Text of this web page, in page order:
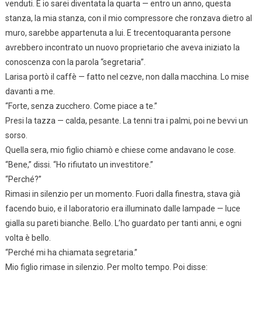
venduti. E io sarei diventata la quarta — entro un anno, questa
stanza, la mia stanza, con il mio compressore che ronzava dietro al
muro, sarebbe appartenuta a lui. E trecentoquaranta persone
avrebbero incontrato un nuovo proprietario che aveva iniziato la
conoscenza con la parola “segretaria”.
Larisa portò il caffè — fatto nel cezve, non dalla macchina. Lo mise
davanti a me.
“Forte, senza zucchero. Come piace a te.”
Presi la tazza — calda, pesante. La tenni tra i palmi, poi ne bevvi un
sorso.
Quella sera, mio figlio chiamò e chiese come andavano le cose.
“Bene,” dissi. “Ho rifiutato un investitore.”
“Perché?”
Rimasi in silenzio per un momento. Fuori dalla finestra, stava già
facendo buio, e il laboratorio era illuminato dalle lampade — luce
gialla su pareti bianche. Bello. L’ho guardato per tanti anni, e ogni
volta è bello.
“Perché mi ha chiamata segretaria.”
Mio figlio rimase in silenzio. Per molto tempo. Poi disse: